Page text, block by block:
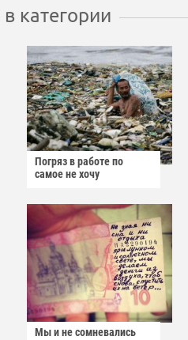
категории
Погряз в работе по
самое не хочу
Мы и не сомневались